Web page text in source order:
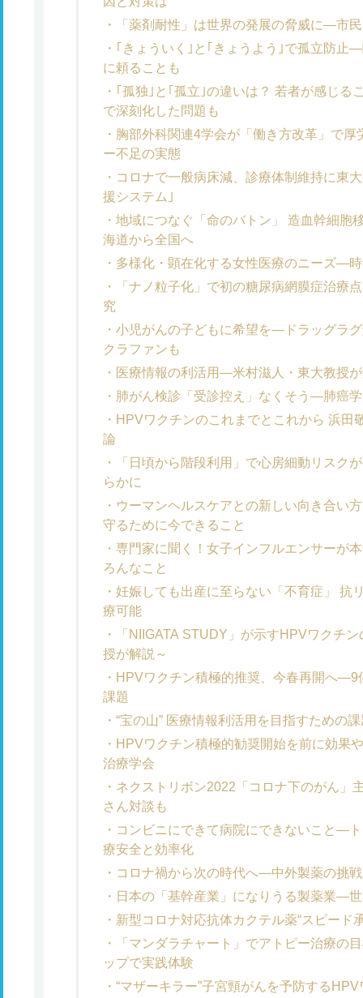
「薬剤耐性」は世界の発展の脅威に―市
｢きょういく｣と｢きょうよう｣で孤立防止
に頼ることも
｢孤独｣と｢孤立｣の違いは？ 若者が感じ
で深刻化した問題も
胸部外科関連4学会が「働き方改革」で
ー不足の実態
コロナで一般病床減、診療体制維持に東
援システム｣
地域につなぐ「命のバトン」 造血幹細胞
海道から全国へ
多様化・顕在化する女性医療のニーズ―
「ナノ粒子化」で初の糖尿病網膜症治療
究
小児がんの子どもに希望を―ドラッグラ
クラファンも
医療情報の利活用―米村滋人・東大教授
肺がん検診「受診控え」なくそう―肺癌
HPVワクチンのこれまでとこれから 浜田
論
「日頃から階段利用」で心房細動リスク
らかに
ウーマンヘルスケアとの新しい向き合い
守るために今できること
専門家に聞く！女子インフルエンサーが
ろんなこと
妊娠しても出産に至らない「不育症」 抗
療可能
「NIIGATA STUDY」が示すHPVワクチ
授が解説～
HPVワクチン積極的推奨、今春再開へ―9
課題
“宝の山” 医療情報利活用を目指すための
HPVワクチン積極的勧奨開始を前に効果
治療学会
ネクストリボン2022「コロナ下のがん」
さん対談も
コンビニにできて病院にできないこと―
療安全と効率化
コロナ禍から次の時代へ―中外製薬の挑戦
日本の「基幹産業」になりうる製薬業―
新型コロナ対応抗体カクテル薬“スピード
「マンダラチャート」でアトピー治療の
ップで実践体験
“マザーキラー”子宮頸がんを予防する